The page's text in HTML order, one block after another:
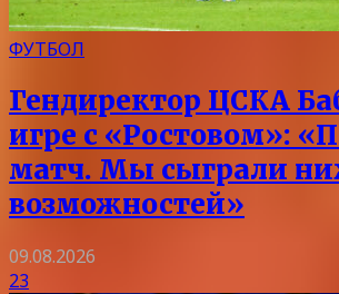
ФУТБОЛ
Гендиректор ЦСКА
игре с «Ростовом»:
матч. Мы сыграли
возможностей»
09.08.2026
23